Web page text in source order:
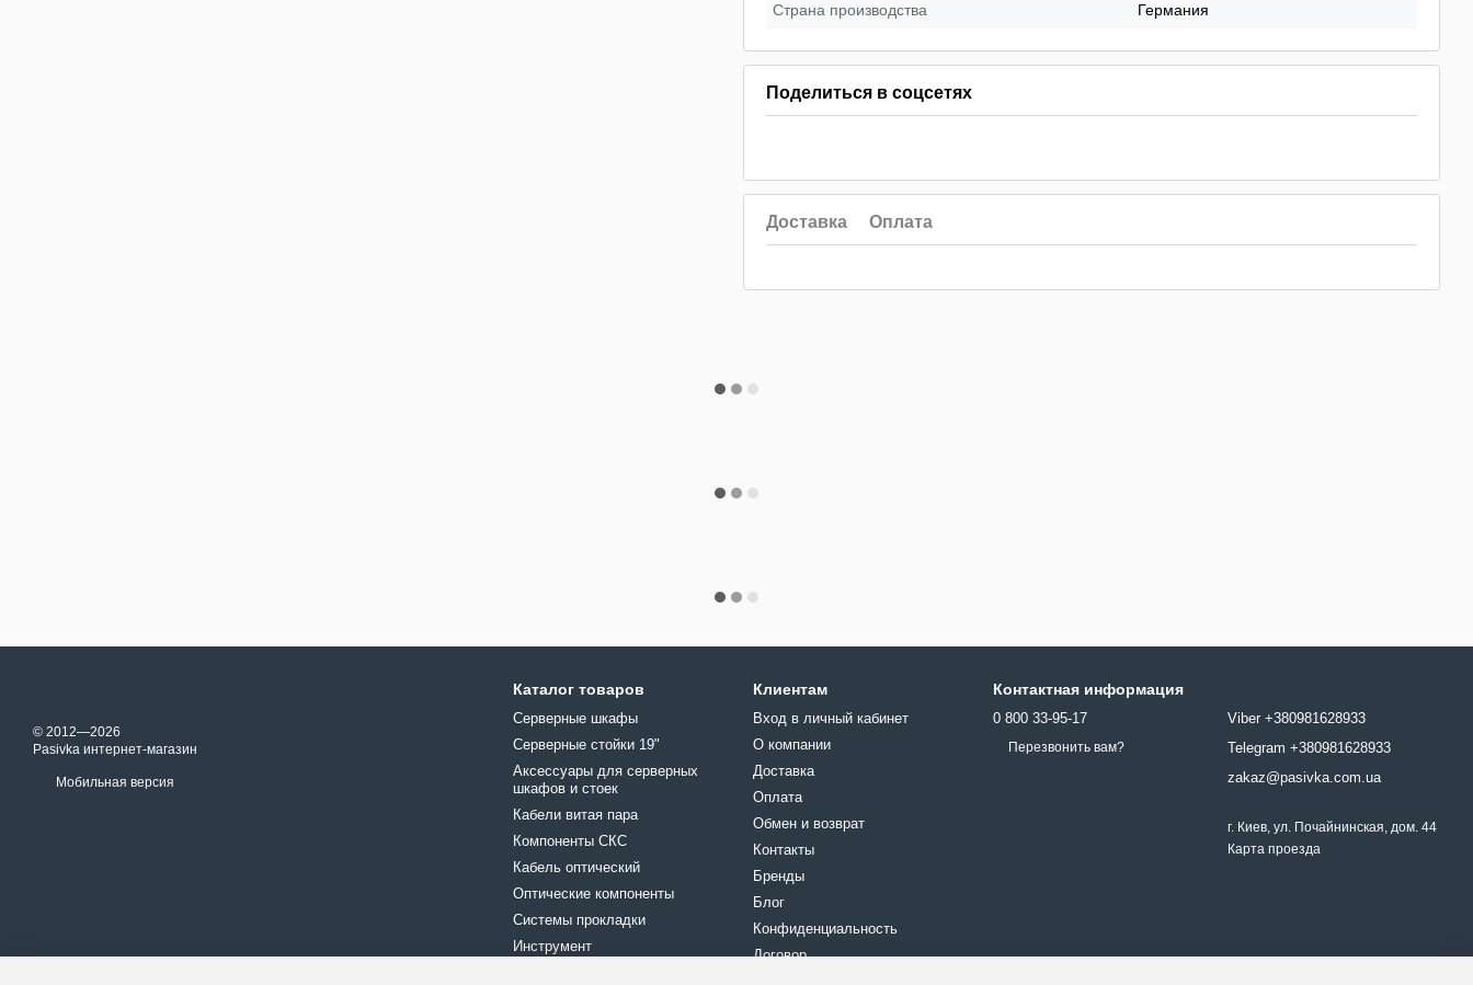
Страна производства Германия
Поделиться в соцсетях
Доставка Оплата
© 2012—2026
Pasivka интернет-магазин
Мобильная версия
Каталог товаров
Серверные шкафы
Серверные стойки 19"
Аксессуары для серверных
шкафов и стоек
Кабели витая пара
Компоненты СКС
Кабель оптический
Оптические компоненты
Системы прокладки
Инструмент
Клиентам
Вход в личный кабинет
О компании
Доставка
Оплата
Обмен и возврат
Контакты
Бренды
Блог
Конфиденциальность
Договор
Контактная информация
0 800 33-95-17
Перезвонить вам?
Viber +380981628933
Telegram +380981628933
zakaz@pasivka.com.ua
г. Киев, ул. Почайнинская, дом. 44
Карта проезда